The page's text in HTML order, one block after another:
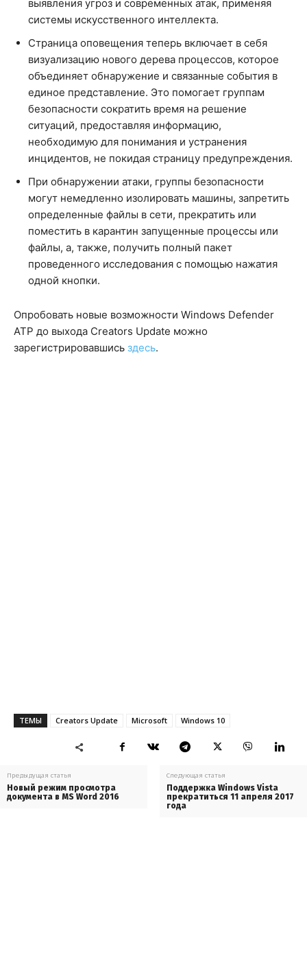
выявления угроз и современных атак, применяя
системы искусственного интеллекта.
Страница оповещения теперь включает в себя
визуализацию нового дерева процессов, которое
объединяет обнаружение и связанные события в
единое представление. Это помогает группам
безопасности сократить время на решение
ситуаций, предоставляя информацию,
необходимую для понимания и устранения
инцидентов, не покидая страницу предупреждения.
При обнаружении атаки, группы безопасности
могут немедленно изолировать машины, запретить
определенные файлы в сети, прекратить или
поместить в карантин запущенные процессы или
файлы, а, также, получить полный пакет
проведенного исследования с помощью нажатия
одной кнопки.
Опробовать новые возможности Windows Defender
ATP до выхода Creators Update можно
зарегистрировавшись здесь.
ТЕМЫ Creators Update Microsoft Windows 10
Предыдущая статья
Новый режим просмотра
документа в MS Word 2016
Следующая статья
Поддержка Windows Vista
прекратиться 11 апреля 2017
года